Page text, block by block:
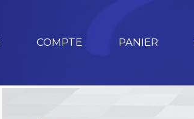
COMPTE PANIER